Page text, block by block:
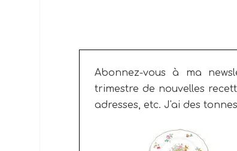
Abonnez-vous à ma
trimestre de nouvelles
adresses, etc. J'ai des